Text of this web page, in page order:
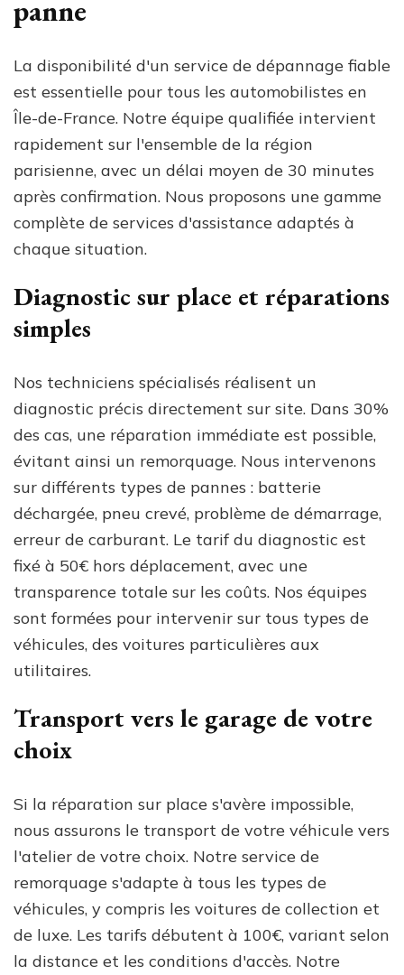
panne
La disponibilité d'un service de dépannage fiable
est essentielle pour tous les automobilistes en
Île-de-France. Notre équipe qualifiée intervient
rapidement sur l'ensemble de la région
parisienne, avec un délai moyen de 30 minutes
après confirmation. Nous proposons une gamme
complète de services d'assistance adaptés à
chaque situation.
Diagnostic sur place et réparations
simples
Nos techniciens spécialisés réalisent un
diagnostic précis directement sur site. Dans 30%
des cas, une réparation immédiate est possible,
évitant ainsi un remorquage. Nous intervenons
sur différents types de pannes : batterie
déchargée, pneu crevé, problème de démarrage,
erreur de carburant. Le tarif du diagnostic est
fixé à 50€ hors déplacement, avec une
transparence totale sur les coûts. Nos équipes
sont formées pour intervenir sur tous types de
véhicules, des voitures particulières aux
utilitaires.
Transport vers le garage de votre
choix
Si la réparation sur place s'avère impossible,
nous assurons le transport de votre véhicule vers
l'atelier de votre choix. Notre service de
remorquage s'adapte à tous les types de
véhicules, y compris les voitures de collection et
de luxe. Les tarifs débutent à 100€, variant selon
la distance et les conditions d'accès. Notre